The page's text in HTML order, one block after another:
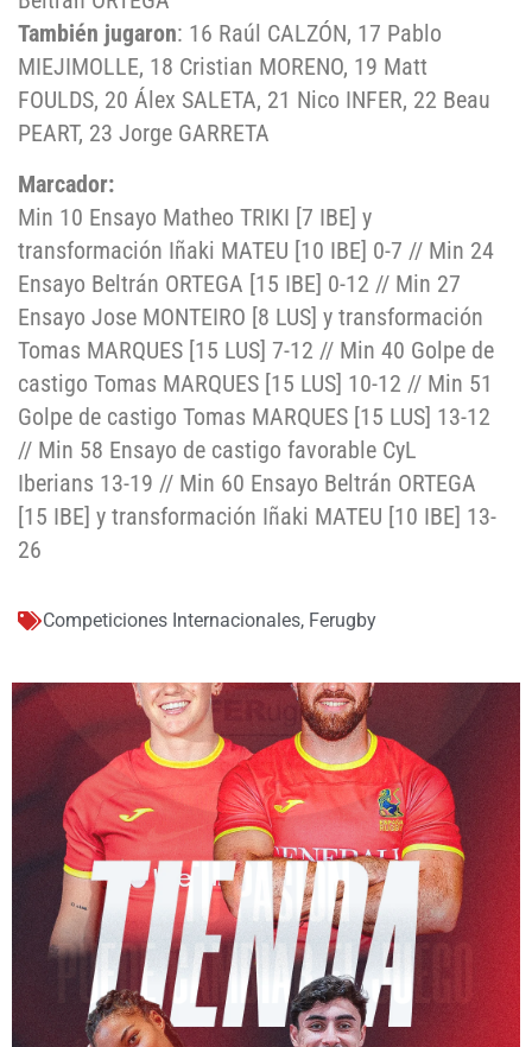
También jugaron: 16 Raúl CALZÓN, 17 Pablo
MIEJIMOLLE, 18 Cristian MORENO, 19 Matt
FOULDS, 20 Álex SALETA, 21 Nico INFER, 22 Beau
PEART, 23 Jorge GARRETA
Marcador:
Min 10 Ensayo Matheo TRIKI [7 IBE] y
transformación Iñaki MATEU [10 IBE] 0-7 // Min 24
Ensayo Beltrán ORTEGA [15 IBE] 0-12 // Min 27
Ensayo Jose MONTEIRO [8 LUS] y transformación
Tomas MARQUES [15 LUS] 7-12 // Min 40 Golpe de
castigo Tomas MARQUES [15 LUS] 10-12 // Min 51
Golpe de castigo Tomas MARQUES [15 LUS] 13-12
// Min 58 Ensayo de castigo favorable CyL
Iberians 13-19 // Min 60 Ensayo Beltrán ORTEGA
[15 IBE] y transformación Iñaki MATEU [10 IBE] 13-
26
Competiciones Internacionales, Ferugby